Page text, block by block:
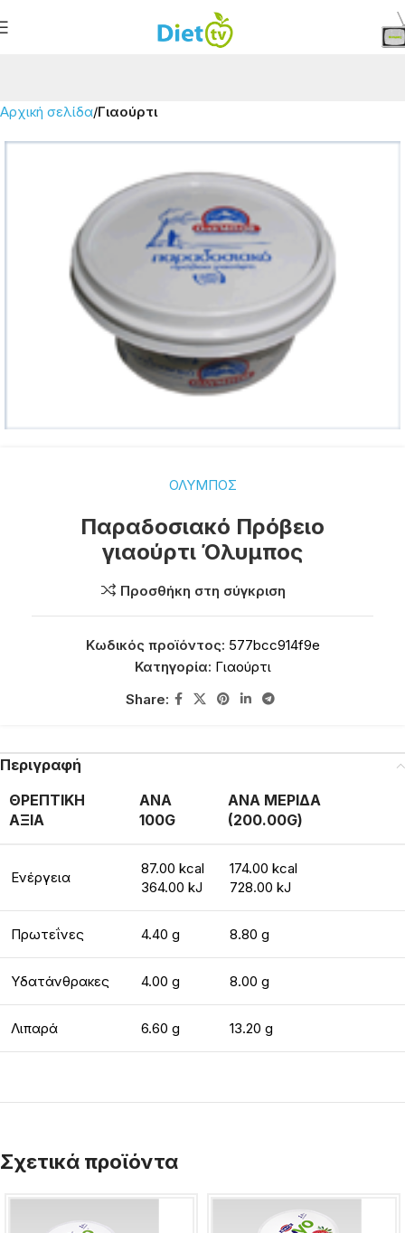
Αρχική σελίδα Γιαούρτι
ΟΛΥΜΠΟΣ
Παραδοσιακό Πρόβειο
γιαούρτι Όλυμπος
Προσθήκη στη σύγκριση
Κωδικός προϊόντος: 577bcc914f9e
Κατηγορία: Γιαούρτι
Share:
Περιγραφή
ΘΡΕΠΤΙΚΗ
ΑΞΙΑ
ΑΝΑ
100G
ΑΝΑ ΜΕΡΙΔΑ
(200.00G)
Ενέργεια
87.00 kcal
364.00 kJ
174.00 kcal
728.00 kJ
Πρωτεΐνες 4.40 g 8.80 g
Υδατάνθρακες 4.00 g 8.00 g
Λιπαρά 6.60 g 13.20 g
Σχετικά προϊόντα